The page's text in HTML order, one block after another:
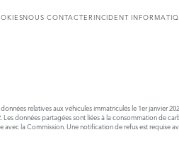
NOUS CONTACTER INCIDENT
relatives aux véhicules immatriculés le 1er janvier
données partagées sont liées à la consommation de
la Commission. Une notification de refus est requise